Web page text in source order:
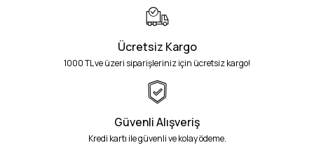
Ücretsiz Kargo
1000 TL ve üzeri siparişleriniz için ücretsiz kargo!
Güvenli Alışveriş
Kredi kartı ile güvenli ve kolay ödeme.